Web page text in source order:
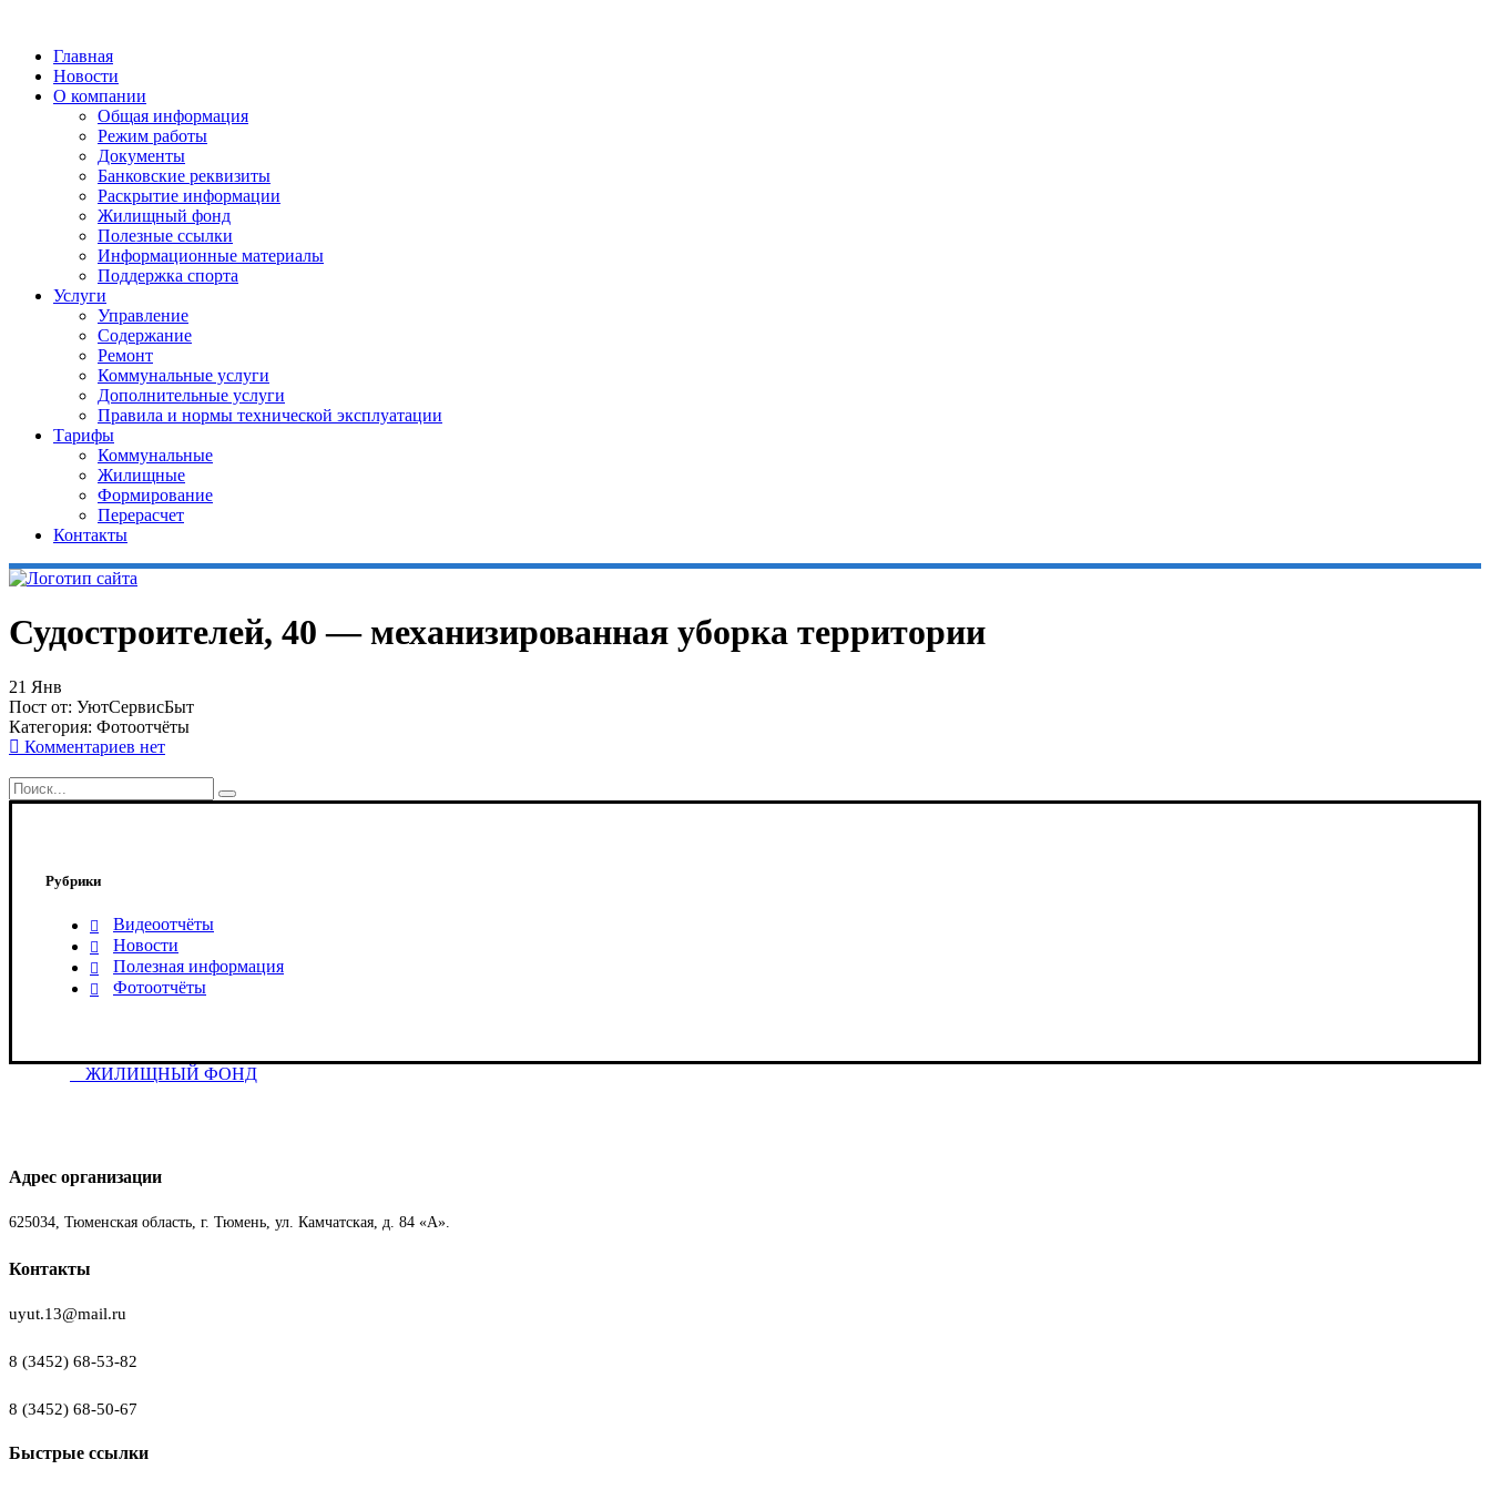
Главная
Новости
О компании
Общая информация
Режим работы
Документы
Банковские реквизиты
Раскрытие информации
Жилищный фонд
Полезные ссылки
Информационные материалы
Поддержка спорта
Услуги
Управление
Содержание
Ремонт
Коммунальные услуги
Дополнительные услуги
Правила и нормы технической эксплуатации
Тарифы
Коммунальные
Жилищные
Формирование
Перерасчет
Контакты
Судостроителей, 40 — механизированная уборка территории
21 Янв
Пост от: УютСервисБыт
Категория: Фотоотчёты
Комментариев нет
Рубрики
Видеоотчёты
Новости
Полезная информация
Фотоотчёты
ЖИЛИЩНЫЙ ФОНД
Адрес организации
625034, Тюменская область, г. Тюмень, ул. Камчатская, д. 84 «А».
Контакты
uyut.13@mail.ru
8 (3452) 68-53-82
8 (3452) 68-50-67
Быстрые ссылки